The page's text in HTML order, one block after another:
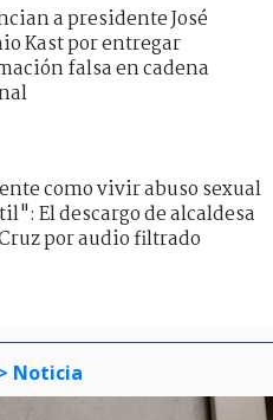
a presidente José
Kast por entregar
falsa en cadena
como vivir abuso sexual
El descargo de alcaldesa
por audio filtrado
Noticia